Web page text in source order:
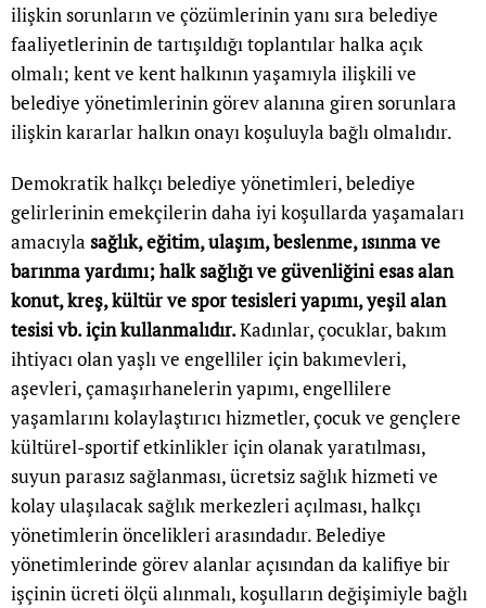
ilişkin sorunların ve çözümlerinin yanı sıra belediye
faaliyetlerinin de tartışıldığı toplantılar halka açık
olmalı; kent ve kent halkının yaşamıyla ilişkili ve
belediye yönetimlerinin görev alanına giren sorunlara
ilişkin kararlar halkın onayı koşuluyla bağlı olmalıdır.
Demokratik halkçı belediye yönetimleri, belediye
gelirlerinin emekçilerin daha iyi koşullarda yaşamaları
amacıyla sağlık, eğitim, ulaşım, beslenme, ısınma ve
barınma yardımı; halk sağlığı ve güvenliğini esas alan
konut, kreş, kültür ve spor tesisleri yapımı, yeşil alan
tesisi vb. için kullanmalıdır.Kadınlar, çocuklar, bakım
ihtiyacı olan yaşlı ve engelliler için bakımevleri,
aşevleri, çamaşırhanelerin yapımı, engellilere
yaşamlarını kolaylaştırıcı hizmetler, çocuk ve gençlere
kültürel-sportif etkinlikler için olanak yaratılması,
suyun parasız sağlanması, ücretsiz sağlık hizmeti ve
kolay ulaşılacak sağlık merkezleri açılması, halkçı
yönetimlerin öncelikleri arasındadır. Belediye
yönetimlerinde görev alanlar açısından da kalifiye bir
işçinin ücreti ölçü alınmalı, koşulların değişimiyle bağlı